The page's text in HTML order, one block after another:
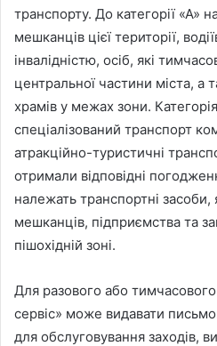
транспорту. До категорії «А»
мешканців цієї території,
інвалідністю, осіб, які
центральної частини міста, а
храмів у межах зони.
спеціалізований транспорт
атракційно-туристичні
отримали відповідні
належать транспортні засоби,
мешканців, підприємства та
пішохідній зоні.
Для разового або
сервіс» може видавати
для обслуговування заходів,